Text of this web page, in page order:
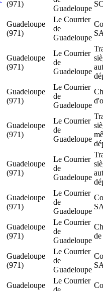
(971)
Guadeloupe
Guadeloupe
(971)
Le Courrier
de
Guadeloupe
Guadeloupe
(971)
Le Courrier
de
Guadeloupe
Guadeloupe
(971)
Le Courrier
de
Guadeloupe
Guadeloupe
(971)
Le Courrier
de
Guadeloupe
Guadeloupe
(971)
Le Courrier
de
Guadeloupe
Guadeloupe
(971)
Le Courrier
de
Guadeloupe
Guadeloupe
(971)
Le Courrier
de
Guadeloupe
Guadeloupe
(971)
Le Courrier
de
Guadeloupe
Guadeloupe
Le Courrier